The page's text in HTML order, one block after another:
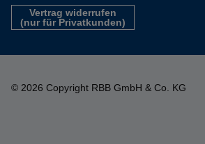
Vertrag widerrufen
(nur für Privatkunden)
© 2026 Copyright RBB GmbH & Co. KG